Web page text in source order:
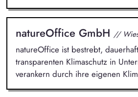
natureOffice GmbH //
natureOffice ist bestrebt,
transparenten Klimaschutz in
verankern durch ihre eigenen